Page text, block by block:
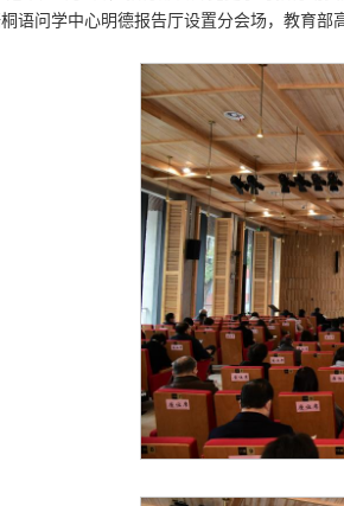
语问学中心明德报告厅设置分会场，教育部